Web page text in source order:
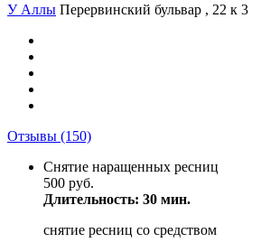
У Аллы Перервинский бульвар , 22 к 3
Отзывы (150)
Снятие наращенных ресниц
500 руб.
Длительность: 30 мин.
снятие ресниц со средством